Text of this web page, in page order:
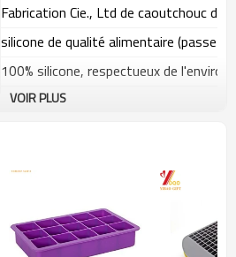
Fabrication Cie., Ltd de caoutchouc de
silicone de qualité alimentaire (passe
100% silicone, respectueux de
4,5 * 7,25 pouces
1) peut être faire la conception
2) haute qualité avec le prix inférieur
VOIR PLUS